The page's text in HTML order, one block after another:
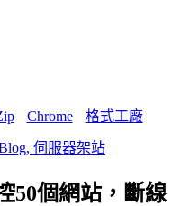
Chrome 格式工廠
伺服器架站
50個網站，斷線